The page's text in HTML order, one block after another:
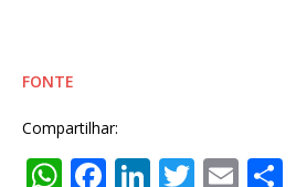
FONTE
Compartilhar:
W F Li T E